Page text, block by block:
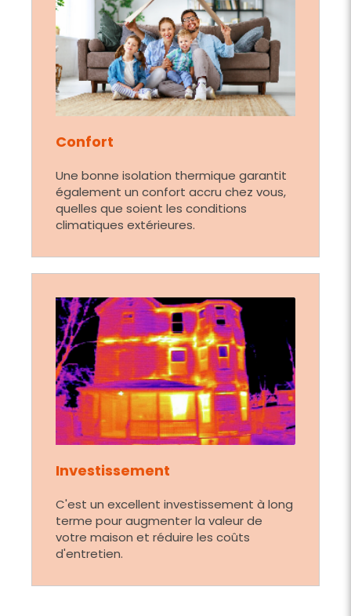
Confort
Une bonne isolation thermique garantit
également un confort accru chez vous,
quelles que soient les conditions
climatiques extérieures.
Investissement
C'est un excellent investissement à long
terme pour augmenter la valeur de
votre maison et réduire les coûts
d'entretien.